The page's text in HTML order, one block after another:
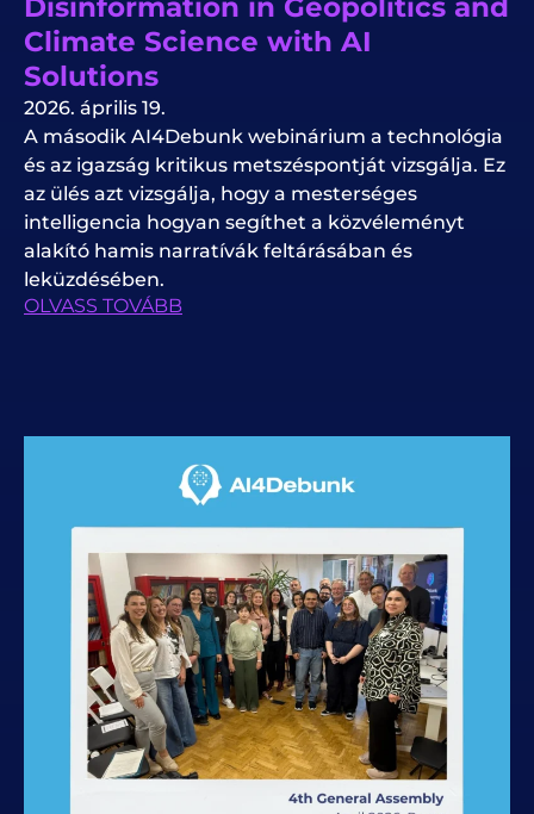
Disinformation in Geopolitics and
Climate Science with AI
Solutions
2026. április 19.
A második AI4Debunk webinárium a technológia
és az igazság kritikus metszéspontját vizsgálja. Ez
az ülés azt vizsgálja, hogy a mesterséges
intelligencia hogyan segíthet a közvéleményt
alakító hamis narratívák feltárásában és
leküzdésében.
OLVASS TOVÁBB